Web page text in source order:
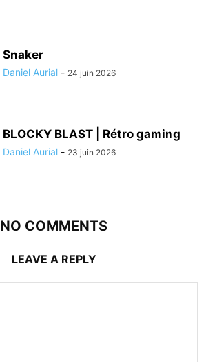
Snaker
Daniel Aurial - 24 juin 2026
BLOCKY BLAST | Rétro gaming
Daniel Aurial - 23 juin 2026
NO COMMENTS
LEAVE A REPLY